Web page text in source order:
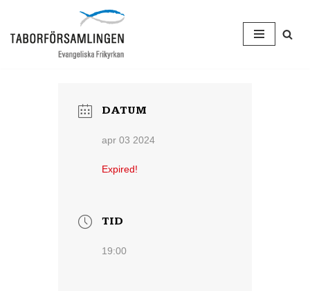
Hoppa
DATUM
apr 03 2024
Expired!
TID
19:00